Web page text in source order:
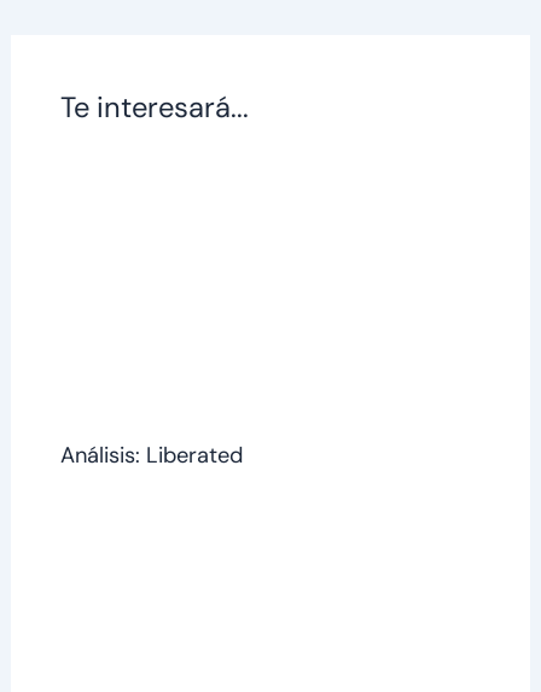
Te interesará...
Análisis: Liberated